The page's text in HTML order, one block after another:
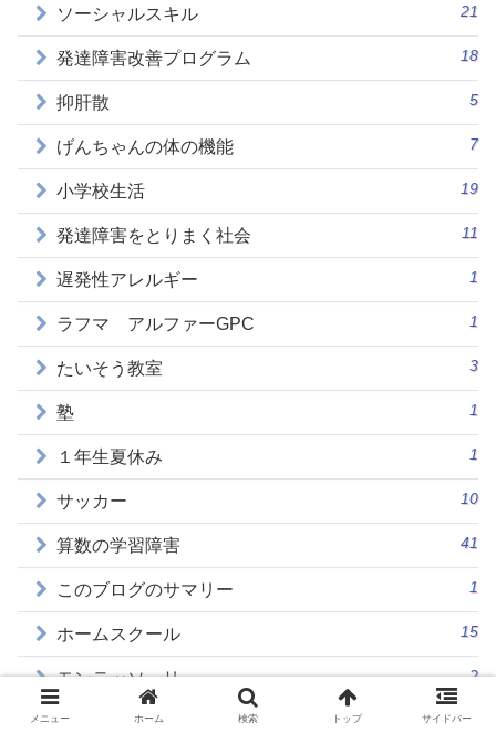
ソーシャルスキル 21
発達障害改善プログラム 18
抑肝散 5
げんちゃんの体の機能 7
小学校生活 19
発達障害をとりまく社会 11
遅発性アレルギー 1
ラフマ アルファーGPC 1
たいそう教室 3
塾 1
１年生夏休み 1
サッカー 10
算数の学習障害 41
このブログのサマリー 1
ホームスクール 15
モンテッソーリ 2
お漏らし尿漏れ 2
メニュー ホーム 検索 トップ サイドバー